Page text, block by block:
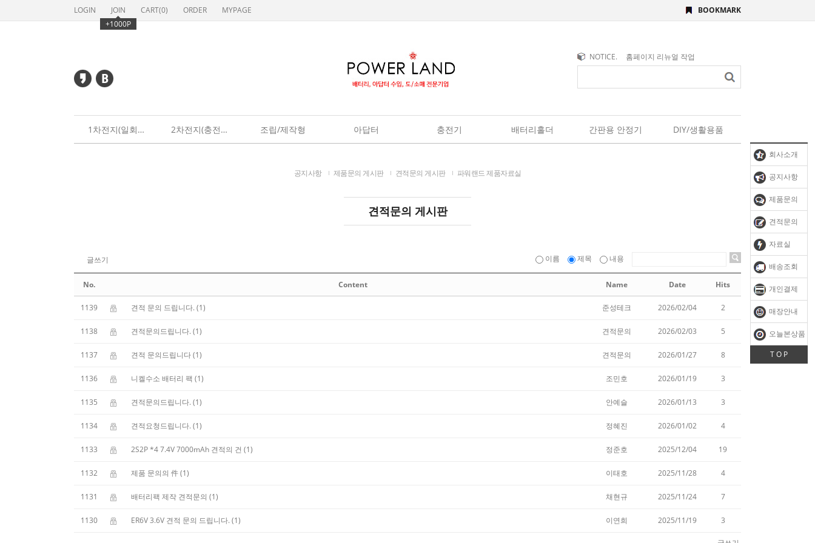
회사소개
공지사항
제품문의
견적문의
자료실
배송조회
개인결제
매장안내
오늘본상품
T O P
LOGIN
JOIN
+1000P
CART(0) ORDER MYPAGE BOOKMARK
NOTICE. 홈페이지 리뉴얼 작업
1차전지(일회용) 2차전지(충전용) 조립/제작형 아답터 충전기 배터리홀더 간판용 안정기 DIY/생활용품
공지사항 제품문의 게시판 견적문의 게시판 파워랜드 제품자료실
견적문의 게시판
글쓰기 이름 제목 내용
No. Content Name Date Hits
1139 견적 문의 드립니다. (1) 준성테크 2026/02/04 2
1138 견적문의드립니다. (1) 견적문의 2026/02/03 5
1137 견적 문의드립니다(1) 견적문의 2026/01/27 8
1136 니켈수소 배터리 팩 (1) 조민호 2026/01/19 3
1135 견적문의드립니다. (1) 안예슬 2026/01/13 3
1134 견적요청드립니다. (1) 정혜진 2026/01/02 4
1133 2S2P *4 7.4V 7000mAh 견적의 건 (1) 정준호 2025/12/04 19
1132 제품 문의의 件(1) 이태호 2025/11/28 4
1131 배터리팩 제작 견적문의 (1) 채현규 2025/11/24 7
1130 ER6V 3.6V 견적 문의 드립니다. (1) 이연희 2025/11/19 3